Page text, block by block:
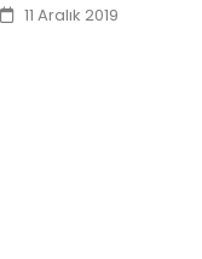
11 Aralık 2019